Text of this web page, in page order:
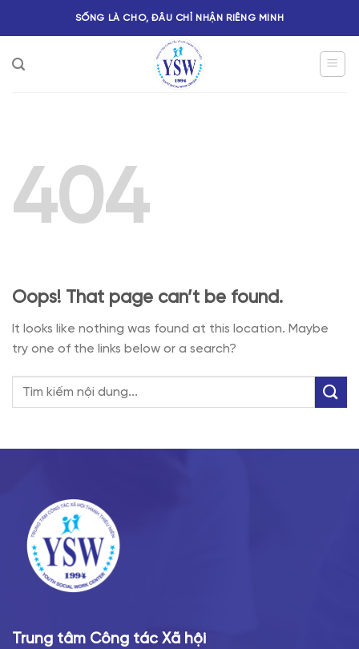
SỐNG LÀ CHO, ĐÂU CHỈ NHẬN RIÊNG MÌNH
404
Oops! That page can’t be found.
It looks like nothing was found at this location. Maybe
try one of the links below or a search?
Trung tâm Công tác Xã hội